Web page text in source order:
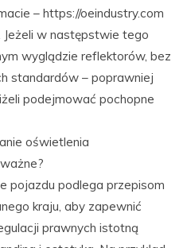
– https://oeindustry.com
Jeżeli w następstwie tego
wyglądzie reflektorów, bez
standardów – poprawniej
podejmować pochopne
oświetlenia
pojazdu podlega przepisom
kraju, aby zapewnić
prawnych istotną